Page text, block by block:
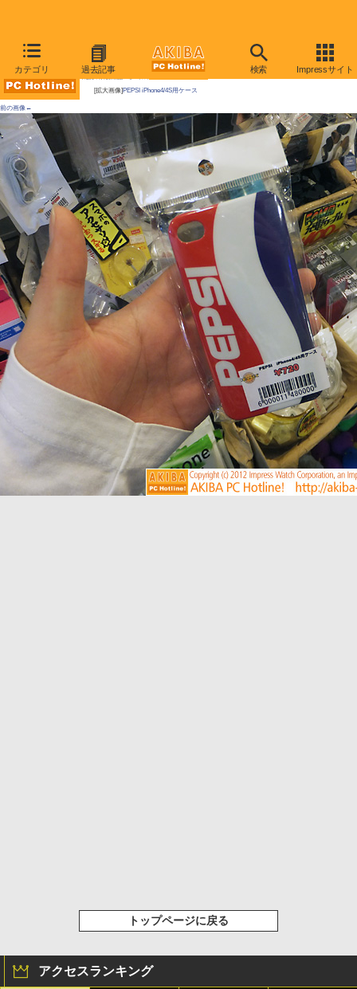
カテゴリ 過去記事 検索 Impressサイト
AKIBA PC Hotline!
[拡大画像] PEPSI iPhone4/4S用ケース
前の画像←
トップページに戻る
アクセスランキング